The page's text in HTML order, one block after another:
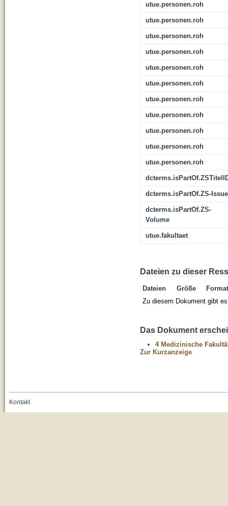
utue.personen.roh
utue.personen.roh
utue.personen.roh
utue.personen.roh
utue.personen.roh
utue.personen.roh
utue.personen.roh
utue.personen.roh
utue.personen.roh
utue.personen.roh
utue.personen.roh
dcterms.isPartOf.ZS-Issue
dcterms.isPartOf.ZS-
Volume
utue.fakultaet
Dateien zu dieser
Dateien Größe
Format
Zu diesem Dokument gibt
Das Dokument
4 Medizinische
Zur Kurzanzeige
Kontakt